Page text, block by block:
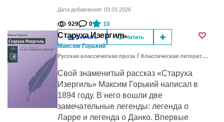
Дата добавления: 03.03.2026
929 0 10
Скачать Читать
Старуха Изергиль
Максим Горький
Русская классическая проза / Классическая литература
Cвой знаменитый рассказ «Старуха
Изергиль» Максим Горький написал в
1894 году. В него вошли две
замечательные легенды: легенда о
Ларре и легенда о Данко. Впервые